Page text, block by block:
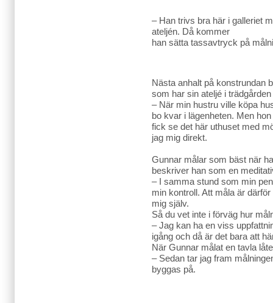
– Han trivs bra här i galleriet
ateljén. Då kommer
han sätta tassavtryck på
Nästa anhalt på konstrundan
som har sin ateljé i
– När min hustru ville köpa
bo kvar i lägenheten. Men
fick se det här uthuset med
jag mig direkt.
Gunnar målar som bäst när
beskriver han som en
– I samma stund som min
min kontroll. Att måla är
mig själv.
Så du vet inte i förväg hur
– Jag kan ha en viss
igång och då är det bara att
När Gunnar målat en tavla
– Sedan tar jag fram
byggas på.